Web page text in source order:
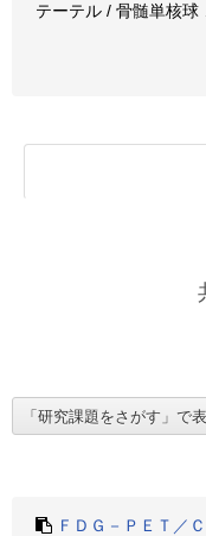
テーテル / 骨髄単核球
ＦＤＧ－ＰＥＴ／